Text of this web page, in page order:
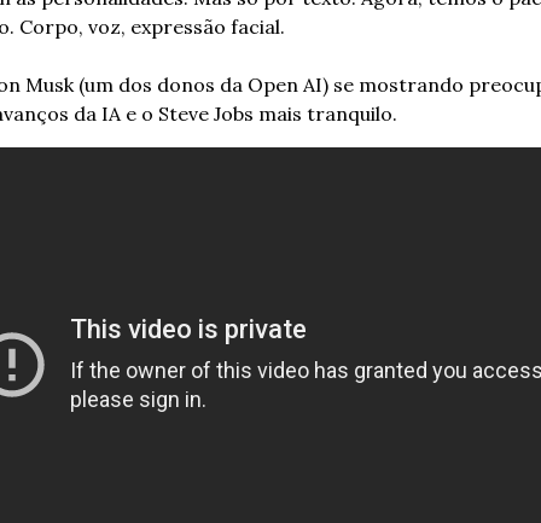
Corpo, voz, expressão facial.
Musk (um dos donos da Open AI) se mostrando
da IA e o Steve Jobs mais tranquilo.